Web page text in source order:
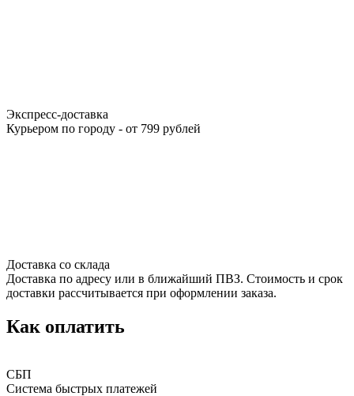
Экспресс-доставка
Курьером по городу - от 799 рублей
Доставка со склада
Доставка по адресу или в ближайший ПВЗ. Стоимость и срок
доставки рассчитывается при оформлении заказа.
Как оплатить
СБП
Система быстрых платежей